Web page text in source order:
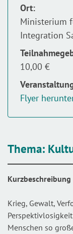
Ort:
Ministerium
Integration
10,00 €
Flyer
Thema:
Kurzbeschreibung
Krieg, Gewalt,
Menschen so